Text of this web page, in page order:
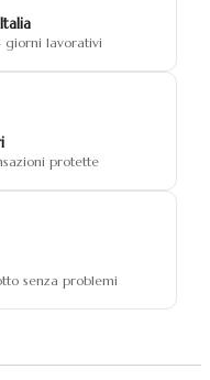
giorni lavorativi
protette
senza problemi